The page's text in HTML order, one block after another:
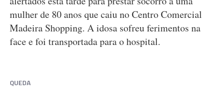
mulher de 80 anos que caiu no Centro Comercial
Madeira Shopping. A idosa sofreu ferimentos na
face e foi transportada para o hospital.
QUEDA